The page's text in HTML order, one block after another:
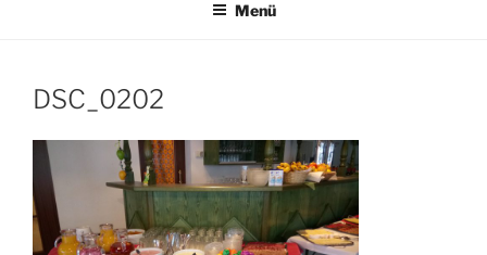
Menü
DSC_0202